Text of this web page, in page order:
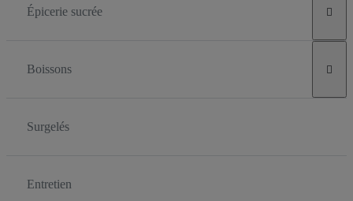
Épicerie sucrée 
Boissons 
Surgelés
Entretien